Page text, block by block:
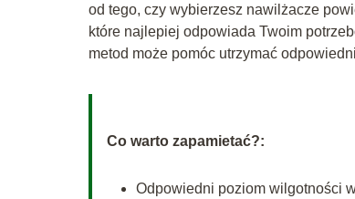
od tego, czy wybierzesz nawilżacze
które najlepiej odpowiada Twoim
metod może pomóc utrzymać
Co warto zapamietać?:
Odpowiedni poziom wilgotności